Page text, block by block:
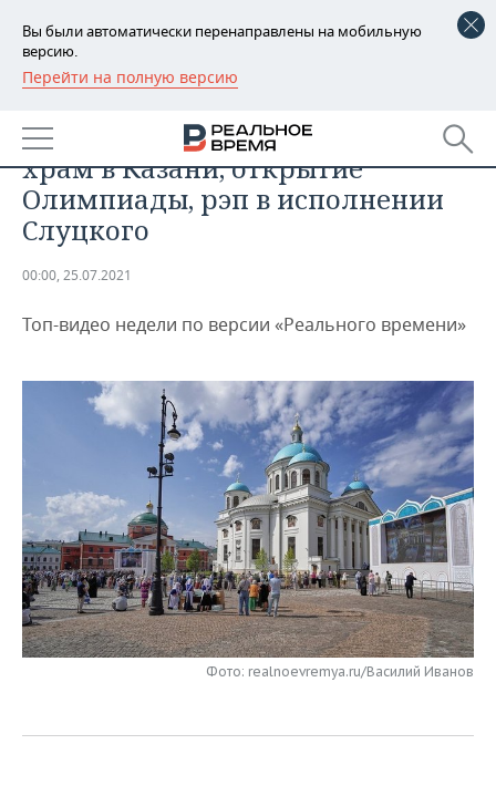
Вы были автоматически перенаправлены на мобильную
версию.
Перейти на полную версию
РЕГИОНЫ
БАШКОРТОСТАН
ТАТАРСТАН
УДМУРТИЯ
НОВОСТИ
АНАЛИТИКА
НОВОСТИ АНАЛИТИКИ
ДЕКЛАРАЦИИ О ДОХОДАХ
КОРОЛИ ГОСЗАКАЗА ПФО
ВУЗЫ ТАТАРСТАНА
КОМУ ПРИНАДЛЕЖАТ
ТОРГОВЫЕ ЦЕНТРЫ
ЭКОНОМИКА
НОВОСТИ ЭКОНОМИКИ
ФИНАНСЫ
БАНКИ
ИНВЕСТИЦИИ
ПРОМЫШЛЕННОСТЬ
НОВОСТИ
АГРОПРОМ
МАШИНОСТРОЕНИЕ
НЕФТЕХИМИЯ
НЕФТЬ
ОПК
ЭНЕРГЕТИКА
НЕДВИЖИМОСТЬ
НОВОСТИ НЕДВИЖИМОСТИ
АВТО
НОВОСТИ АВТО
НОВОСТИ БИЗНЕСА
РОЗНИЧНАЯ ТОРГОВЛЯ
ТРАНСПОРТ
УСЛУГИ
ТЕХНОЛОГИИ
НОВОСТИ ТЕХНОЛОГИЙ
IT
МЕДИА
МЕРОПРИЯТИЯ
НОВОСТИ МЕРОПРИЯТИЙ
ВЫЕЗДНАЯ РЕДАКЦИЯ
ONLINE-КОНФЕРЕНЦИИ
СПОРТ
НОВОСТИ СПОРТА
ХОККЕЙ
ОБЩЕСТВО
ВЛАСТЬ
СЮЖЕТЫ
Видео недели: возрожденный
храм в Казани, открытие
Олимпиады, рэп в исполнении
Слуцкого
00:00, 25.07.2021
Топ-видео недели по версии «Реального времени»
Фото: realnoevremya.ru/Василий Иванов